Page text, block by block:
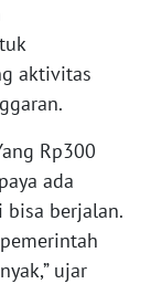
aktivitas
Rp300
ada
bisa berjalan.
ujar